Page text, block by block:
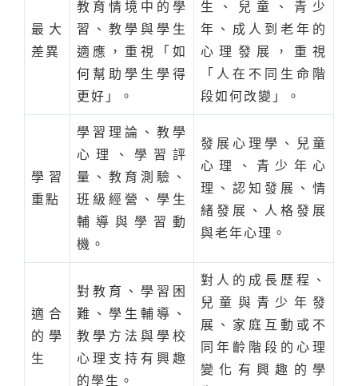
最大
差異
教育情境中的學
習、教學與學生
適應，重視「如
何幫助學生學得
更好」。
生、兒童、青少
年、成人到老年的
心理發展，重視
「人在不同生命階
段如何改變」。
學習
重點
學習理論、教學
心理、學習評
量、教育測驗、
班級經營、學生
輔導與學習動
機。
發展心理學、兒童
心理、青少年心
理、認知發展、情
緒發展、人格發展
與老年心理。
適合
的學
生
對教育、學習困
難、學生輔導、
教學方法與學校
心理支持有興趣
的學生。
對人的成長歷程、
兒童與青少年發
展、家庭互動或不
同年齡階段的心理
變化有興趣的學